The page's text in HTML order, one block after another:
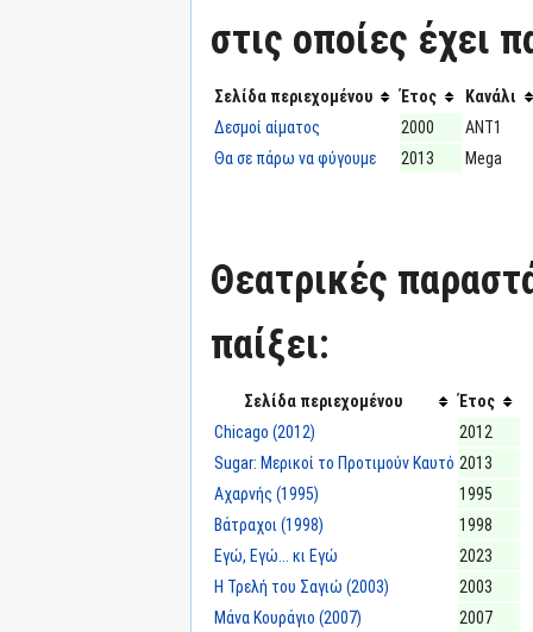
στις οποίες έχει
Σελίδα περιεχομένου Έτος
Κανάλι
Δεσμοί αίματος
2000
ΑΝΤ1
Θα σε πάρω να φύγουμε
2013 Mega
Θεατρικές
παίξει:
Σελίδα περιεχομένου
Έτος
Chicago (2012)
2012
Sugar: Μερικοί το Προτιμούν Καυτό 2013
Αχαρνής (1995)
1995
Βάτραχοι (1998)
1998
Εγώ, Εγώ... κι Εγώ
2023
Η Τρελή του Σαγιώ (2003)
2003
Μάνα Κουράγιο (2007)
2007